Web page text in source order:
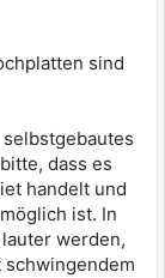
sind
dass es
handelt und
ist. In
werden,
schwingendem